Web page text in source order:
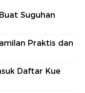
Suguhan
Praktis dan
Daftar Kue